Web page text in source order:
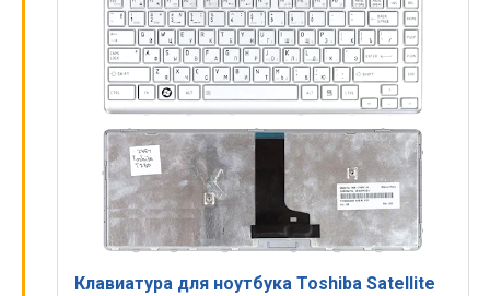
Клавиатура для ноутбука Toshiba Satellite